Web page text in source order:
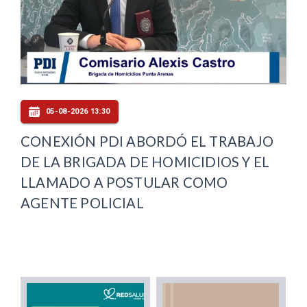
05-08-2026 13:30
CONEXIÓN PDI ABORDÓ EL TRABAJO
DE LA BRIGADA DE HOMICIDIOS Y EL
LLAMADO A POSTULAR COMO
AGENTE POLICIAL